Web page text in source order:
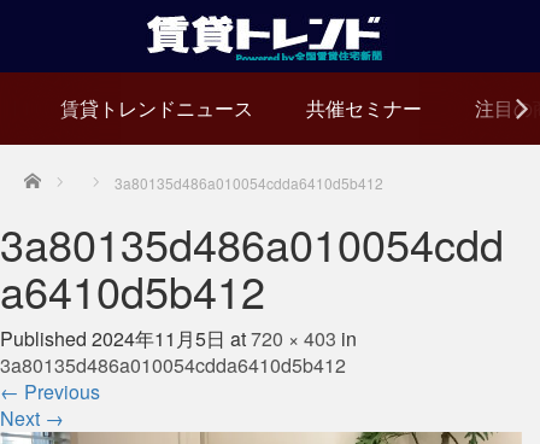
賃貸トレンドニュース 共催セミナー 注目の
Home 3a80135d486a010054cdda6410d5b412
3a80135d486a010054cdd
a6410d5b412
Published 2024年11月5日 at720 × 403 in
3a80135d486a010054cdda6410d5b412
← Previous
Next →